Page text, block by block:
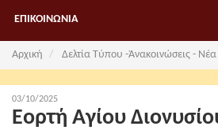
ΕΠΙΚΟΙΝΩΝΙΑ
Αρχική Δελτία Τύπου -Ἀνακοινώσεις - Νέα
03/10/2025
Εορτή Αγίου